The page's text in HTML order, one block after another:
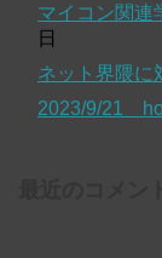
マイコン関
日
ネット界隈に
2023/9/21